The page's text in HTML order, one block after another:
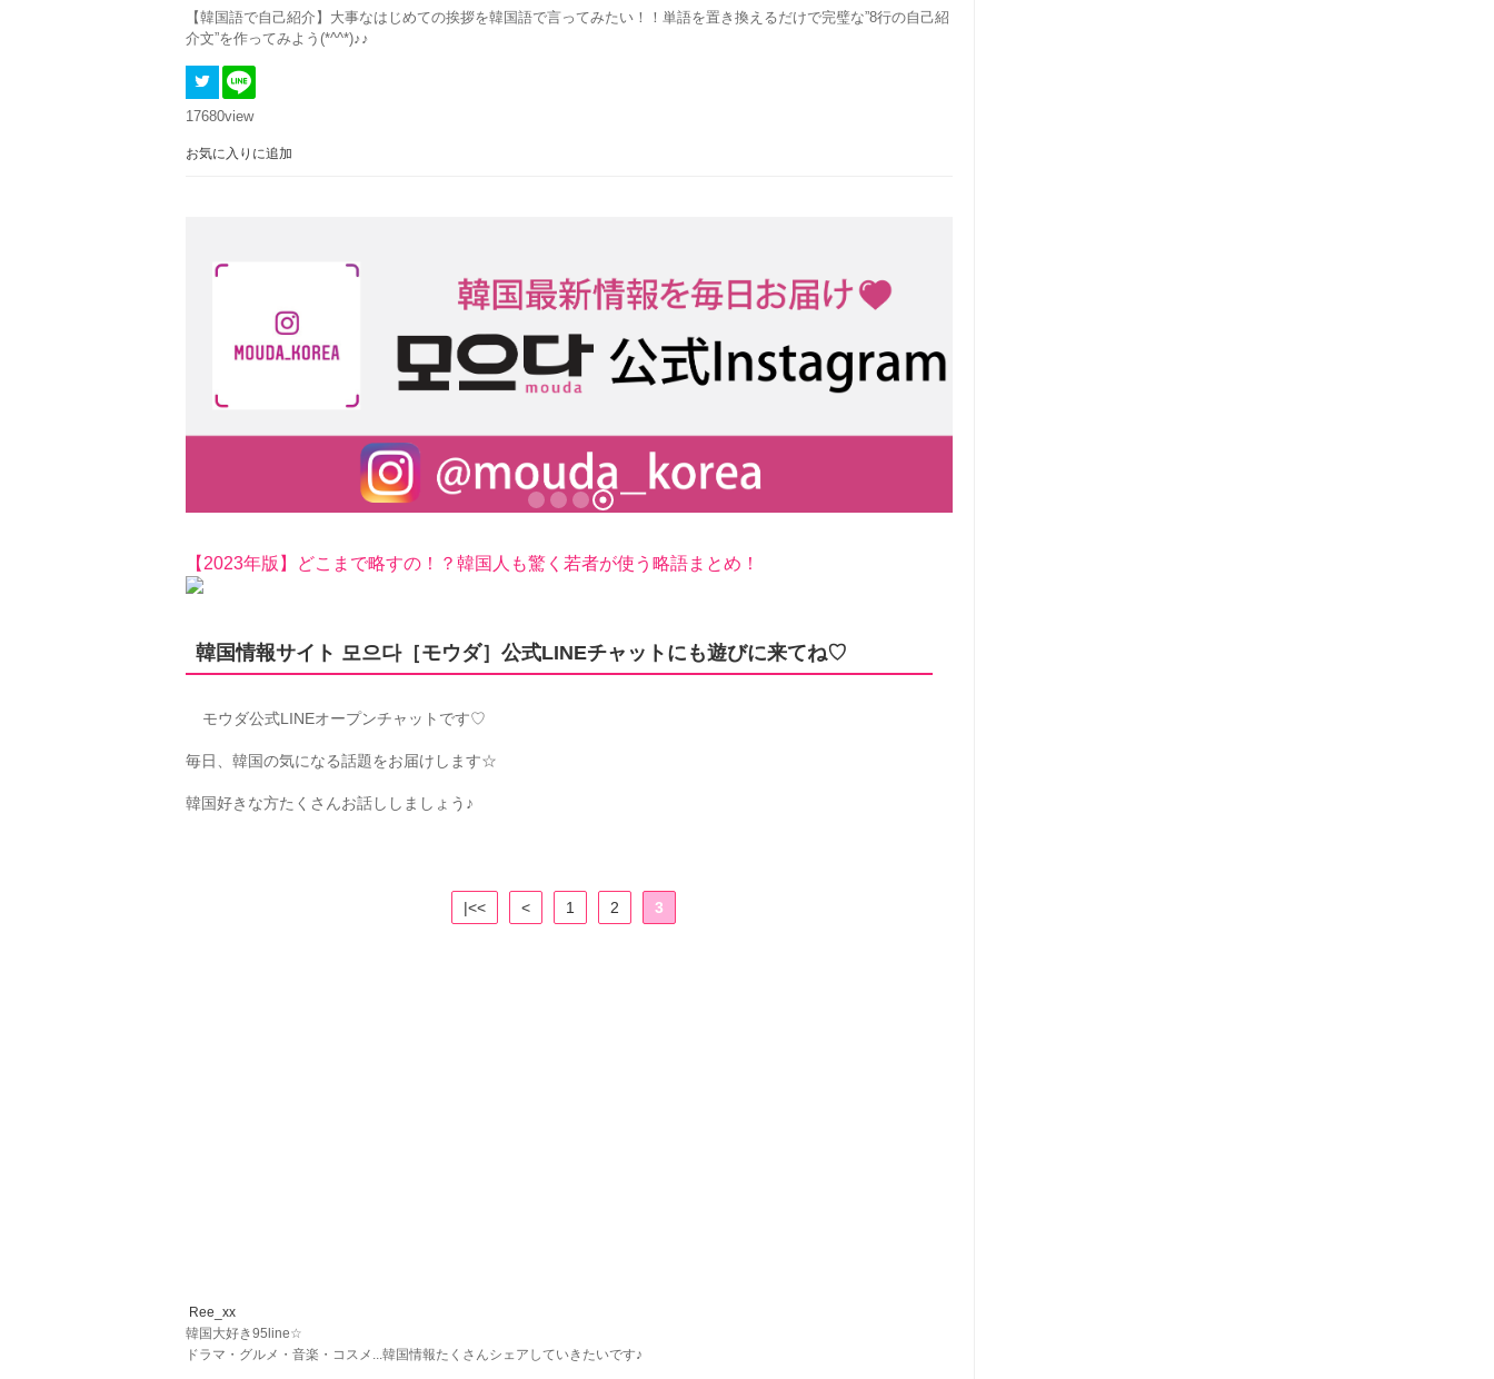
【韓国語で自己紹介】大事なはじめての挨拶を韓国語で言ってみたい！！単語を置き換えるだけで完璧な”8行の自己紹
介文”を作ってみよう(*^^*)♪♪
17680view
お気に入りに追加
【2023年版】どこまで略すの！？韓国人も驚く若者が使う略語まとめ！
韓国情報サイト 모으다［モウダ］公式LINEチャットにも遊びに来てね♡
モウダ公式LINEオープンチャットです♡
毎日、韓国の気になる話題をお届けします☆
韓国好きな方たくさんお話ししましょう♪
|<< < 1 2 3
Ree_xx
韓国大好き95line☆
ドラマ・グルメ・音楽・コスメ...韓国情報たくさんシェアしていきたいです♪